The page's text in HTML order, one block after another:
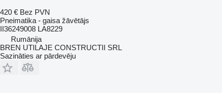
420 € Bez PVN
Pneimatika - gaisa žāvētājs
II36249008 LA8229
Rumānija
BREN UTILAJE CONSTRUCTII SRL
Sazināties ar pārdevēju